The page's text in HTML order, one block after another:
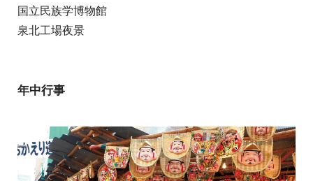
国立民族学博物館
泉北工場夜景
年中行事